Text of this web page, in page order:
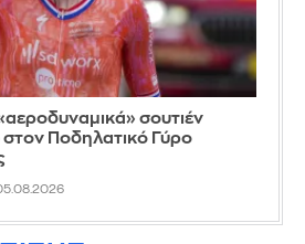
σουτιέν
Ποδηλατικό Γύρο
05.08.2026